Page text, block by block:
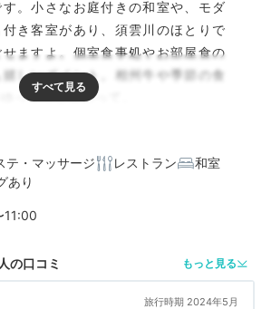
。小さなお庭付きの和室や、モダ
き客室があり、須雲川のほとりで
ますよ。個室食事処やお部屋食の
嬉しいポイント。相州牛や季節の食
っくりと味わって。
すすめの３つのポイント
しめる、「風の庵」のモダンな露天風
テ・マッサージ レストラン
和室
あり
11:00
の口コミ もっと見る
旅行時期 2024年5月